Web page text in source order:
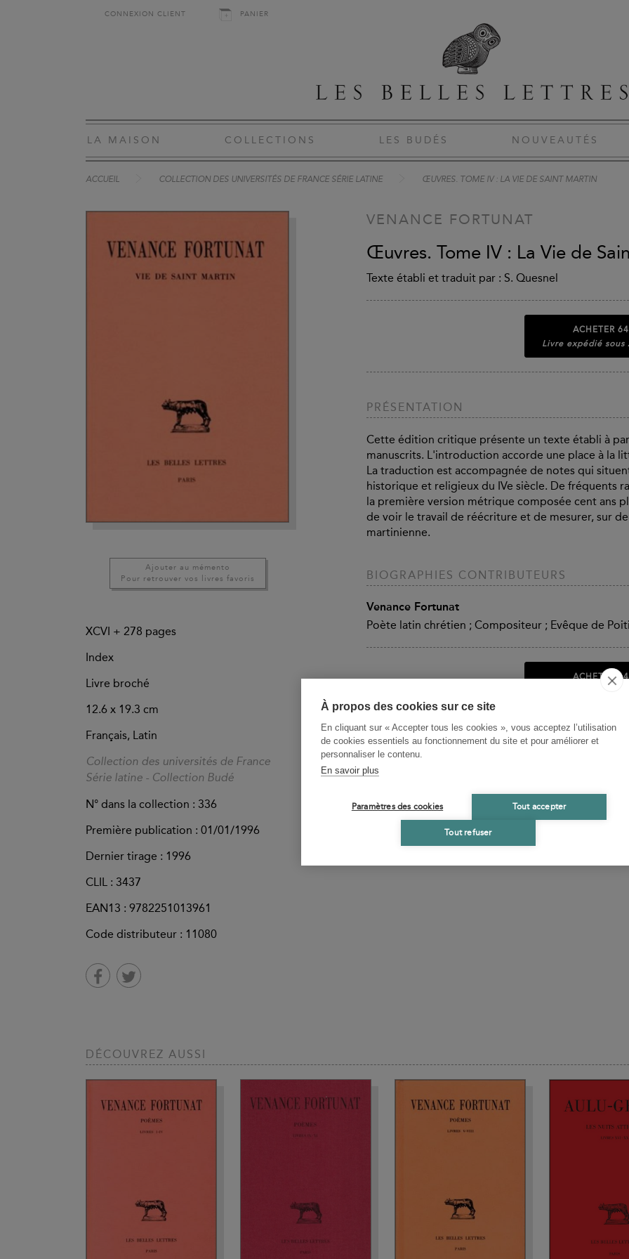
À propos des cookies sur ce site
En cliquant sur « Accepter tous les cookies », vous acceptez l’utilisation
de cookies essentiels au fonctionnement du site et pour améliorer et
personnaliser le contenu.
En savoir plus
Paramètres des cookies Tout accepter
Tout refuser
CONNEXION CLIENT PANIER
LA MAISON COLLECTIONS LES BUDÉS NOUVEAUTÉS
ACCUEIL COLLECTION DES UNIVERSITÉS DE FRANCE SÉRIE LATINE ŒUVRES. TOME IV : LA VIE DE SAINT MARTIN
Ajouter au mémento
Pour retrouver vos livres favoris
XCVI + 278 pages
Index
Livre broché
12.6 x 19.3 cm
Français, Latin
Collection des universités de France
Série latine - Collection Budé
N° dans la collection : 336
Première publication : 01/01/1996
Dernier tirage : 1996
CLIL : 3437
EAN13 : 9782251013961
Code distributeur : 11080
VENANCE FORTUNAT
Œuvres. Tome IV : La Vie de
Texte établi et traduit par : S. Quesnel
ACHETER
Livre expédié sous
PRÉSENTATION
Cette édition critique présente un texte établi à
manuscrits. L'introduction accorde une place à la
La traduction est accompagnée de notes qui
historique et religieux du IVe siècle. De fréquents
la première version métrique composée cent ans
de voir le travail de réécriture et de mesurer, sur
martinienne.
BIOGRAPHIES CONTRIBUTEURS
Venance Fortunat
Poète latin chrétien ; Compositeur ; Evêque de
ACHETER
Livre expédié
DÉCOUVREZ AUSSI